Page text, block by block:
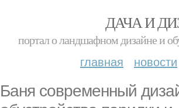
ДАЧА И
портал о ландшафном дизайне и
главная новости
Баня современный